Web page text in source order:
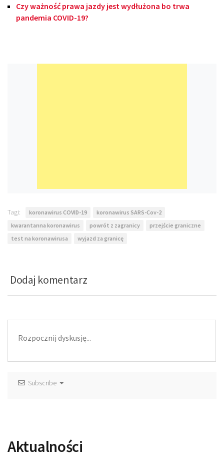
Czy ważność prawa jazdy jest wydłużona bo trwa
pandemia COVID-19?
Tagi: koronawirus COVID-19
koronawirus SARS-Cov-2
kwarantanna koronawirus
powrót z zagranicy
przejście graniczne
test na koronawirusa
wyjazd za granicę
Dodaj komentarz
Subscribe
Aktualności